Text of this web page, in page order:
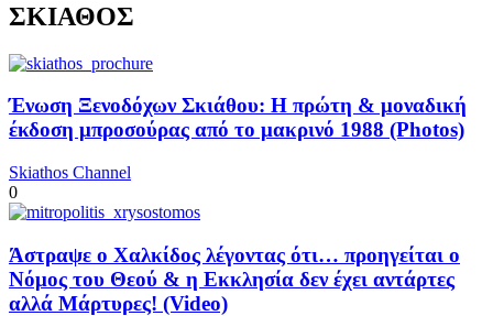
ΣΚΙΑΘΟΣ
Ένωση Ξενοδόχων Σκιάθου: Η πρώτη & μοναδική
έκδοση μπροσούρας από το μακρινό 1988 (Photos)
Skiathos Channel
0
Άστραψε ο Χαλκίδος λέγοντας ότι… προηγείται ο
Νόμος του Θεού & η Εκκλησία δεν έχει αντάρτες
αλλά Μάρτυρες! (Video)